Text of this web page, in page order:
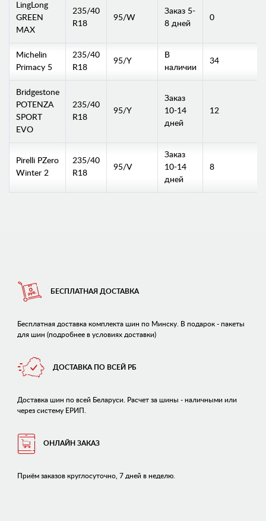
LingLong
GREEN
MAX
235/40
R18
95/W
Заказ 5-
8 дней
0
Michelin
Primacy 5
235/40
R18
95/Y
В
наличии
34
Bridgestone
POTENZA
SPORT
EVO
235/40
R18
95/Y
Заказ
10-14
дней
12
Pirelli PZero
Winter 2
235/40
R18
95/V
Заказ
10-14
дней
8
БЕСПЛАТНАЯ ДОСТАВКА
Бесплатная доставка комплекта шин по Минску. В подарок - пакеты
для шин (подробнее в условиях доставки)
ДОСТАВКА ПО ВСЕЙ РБ
Доставка шин по всей Беларуси. Расчет за шины - наличными или
через систему ЕРИП.
ОНЛАЙН ЗАКАЗ
Приём заказов круглосуточно, 7 дней в неделю.